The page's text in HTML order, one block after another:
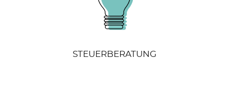
STEUERBERATUNG